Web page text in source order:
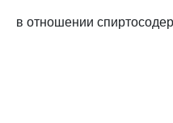
в отношении